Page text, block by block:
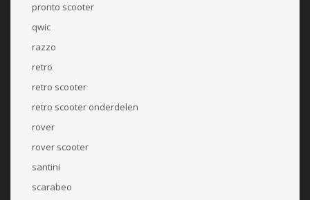
pronto scooter
qwic
razzo
retro
retro scooter
retro scooter onderdelen
rover
rover scooter
santini
scarabeo